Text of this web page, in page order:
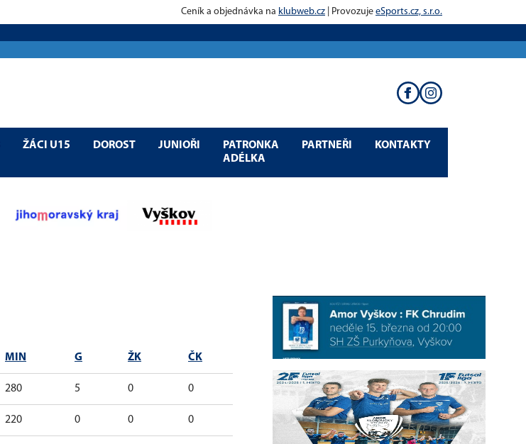
Ceník a objednávka na klubweb.cz | Provozuje eSports.cz, s.r.o.
ŽÁCI U15 DOROST JUNIOŘI
PATRONKA
ADÉLKA
PARTNEŘI KONTAKTY
MIN G ŽK ČK
280 5 0 0
220 0 0 0